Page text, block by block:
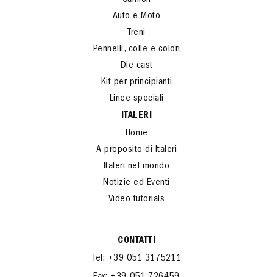
Auto e Moto
Treni
Pennelli, colle e colori
Die cast
Kit per principianti
Linee speciali
ITALERI
Home
A proposito di Italeri
Italeri nel mondo
Notizie ed Eventi
Video tutorials
CONTATTI
Tel: +39 051 3175211